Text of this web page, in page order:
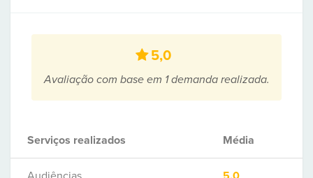
5,0
Avaliação com base em 1 demanda realizada.
Serviços realizados Média